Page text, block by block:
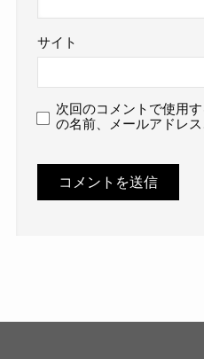
サイト
次回のコメントで使用
の名前、メールアドレス